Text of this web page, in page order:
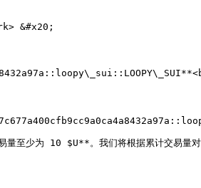
&#x20;
至少为 10 $U**。我们将根据累计交易